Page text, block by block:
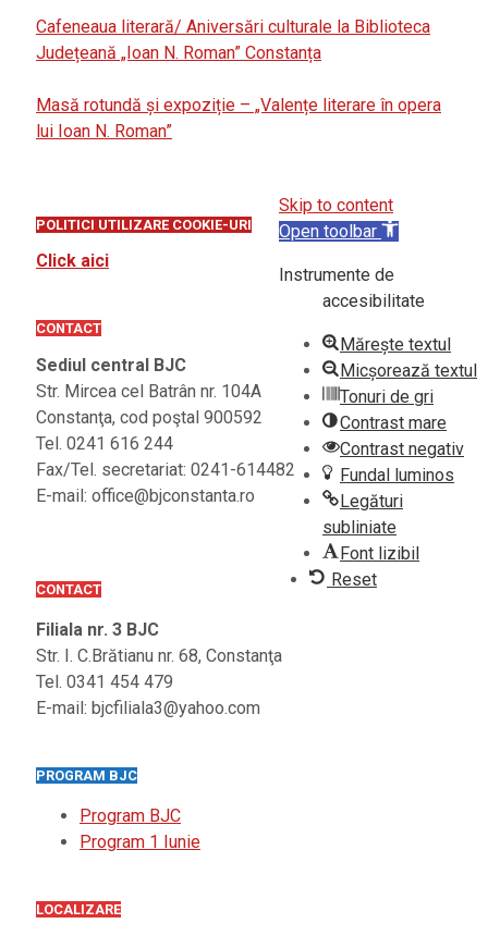
Cafeneaua literară/ Aniversări culturale la Biblioteca
Județeană „Ioan N. Roman” Constanța
Masă rotundă și expoziție – „Valențe literare în opera
lui Ioan N. Roman”
POLITICI UTILIZARE COOKIE-URI
Click aici
CONTACT
Sediul central BJC
Str. Mircea cel Batrân nr. 104A
Constanţa, cod poştal 900592
Tel. 0241 616 244
Fax/Tel. secretariat: 0241-614482
E-mail: office@bjconstanta.ro
CONTACT
Filiala nr. 3 BJC
Str. I. C.Brătianu nr. 68, Constanţa
Tel. 0341 454 479
E-mail: bjcfiliala3@yahoo.com
PROGRAM BJC
Program BJC
Program 1 Iunie
LOCALIZARE
Skip to content
Open toolbar
Instrumente de
accesibilitate
Mărește textul
Micșorează textul
Tonuri de gri
Contrast mare
Contrast negativ
Fundal luminos
Legături
subliniate
Font lizibil
Reset